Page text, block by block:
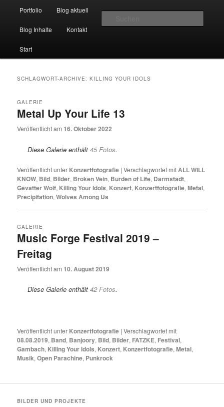
M-Momente
Zum Inhalt wechseln
Zum sekundären Inhalt wechseln
Portfolio Blog aktuell
Blog Inhalte Kontakt
Start
SCHLAGWORT-ARCHIVE:KILLING YOUR IDOLS
Metal Up Your Life 13
GALERIE
Veröffentlicht am 16. Oktober 2022
Diese Galerie enthält45 Fotos.
Veröffentlicht unter Konzertfotografie |Verschlagwortet mitALL WILL
KNOW, Bild, Bilder, Broken Vein, Burden of Life, Darmstadt,
Gevatter Wolf, Killing Your Idols, Konzert, Konzertfotografie,Metal,
Precipitation,Wolves Among Us
Music Forge Festival 2019 –
Freitag
GALERIE
Veröffentlicht am 10. August 2019
Diese Galerie enthält42 Fotos.
Veröffentlicht unter Konzertfotografie |Verschlagwortet mit
08.08.2019, Band, Banjoory, Bild, Bilder, FATZKE, Festival,
Gambach, Killing Your Idols, Konzert, Konzertfotografie,Metal,
Musik,Open Parachine, Punkrock
BILDER UND PROJEKTE